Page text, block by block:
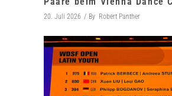
20. Juli 2026 By Robert Panther